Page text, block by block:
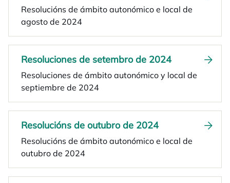
Resolucións de ámbito autonómico e local de
agosto de 2024
Resoluciones de setembro de 2024
Resoluciones de ámbito autonómico y local de
septiembre de 2024
Resolucións de outubro de 2024
Resolucións de ámbito autonómico e local de
outubro de 2024